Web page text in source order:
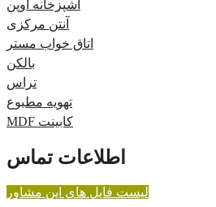
آشپزخانه اوپن
آنتن مرکزی
اتاق خواب مستر
بالکن
تراس
تهویه مطبوع
کابینت MDF
اطلاعات تماس
لیست فایل های این مشاور